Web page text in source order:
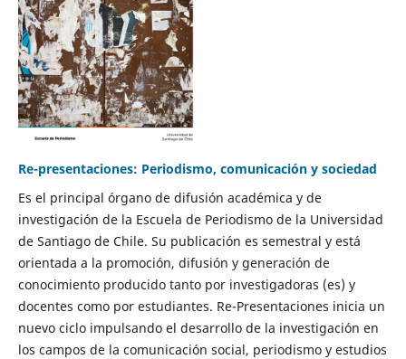
Re-presentaciones: Periodismo, comunicación y sociedad
Es el principal órgano de difusión académica y de
investigación de la Escuela de Periodismo de la Universidad
de Santiago de Chile. Su publicación es semestral y está
orientada a la promoción, difusión y generación de
conocimiento producido tanto por investigadoras (es) y
docentes como por estudiantes. Re-Presentaciones inicia un
nuevo ciclo impulsando el desarrollo de la investigación en
los campos de la comunicación social, periodismo y estudios